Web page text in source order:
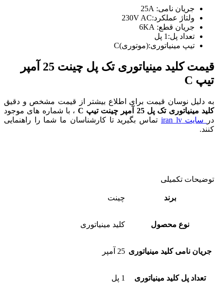
جریان نامی: 25A
ولتاژ عملکرد:230V AC
جریان قطع: 6KA
تعداد پل:1 پل
تیپ مینیاتوری:(موتوری)C
قیمت کلید مینیاتوری تک پل چینت 25 آمپر
تیپ C
به دلیل نوسان قیمت برای اطلاع بیشتر از قیمت مشخص و دقیق
کلید مینیاتوری تک پل 25 آمپر چینت تیپ C
، با شماره های موجود
در
سایت iran lv
تماس بگیرید تا کارشناسان ما شما را راهنمایی
کنند.
توضیحات تکمیلی
برند چینت
نوع محصول کلید مینیاتوری
جریان نامی کلید مینیاتوری 25 آمپر
تعداد پل کلید مینیاتوری 1 پل